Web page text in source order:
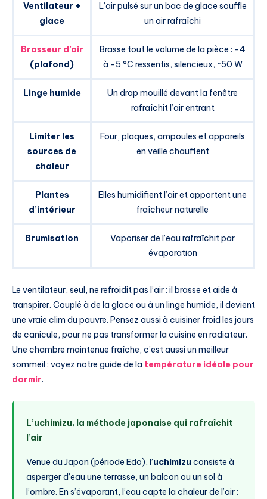
Ventilateur +
glace
L’air pulsé sur un bac de glace souffle
un air rafraîchi
Brasseur d’air
(plafond)
Brasse tout le volume de la pièce : -4
à -5 °C ressentis, silencieux, ~50 W
Linge humide
Un drap mouillé devant la fenêtre
rafraîchit l’air entrant
Limiter les
sources de
chaleur
Four, plaques, ampoules et appareils
en veille chauffent
Plantes
d’intérieur
Elles humidifient l’air et apportent une
fraîcheur naturelle
Brumisation
Vaporiser de l’eau rafraîchit par
évaporation
Le ventilateur, seul, ne refroidit pas l’air : il brasse et aide à
transpirer. Couplé à de la glace ou à un linge humide, il devient
une vraie clim du pauvre. Pensez aussi à cuisiner froid les jours
de canicule, pour ne pas transformer la cuisine en radiateur.
Une chambre maintenue fraîche, c’est aussi un meilleur
sommeil : voyez notre guide de la température idéale pour
dormir.
L’uchimizu, la méthode japonaise qui rafraîchit
l’air
Venue du Japon (période Edo), l’uchimizu consiste à
asperger d’eau une terrasse, un balcon ou un sol à
l’ombre. En s’évaporant, l’eau capte la chaleur de l’air :